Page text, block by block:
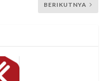
BERIKUTNYA